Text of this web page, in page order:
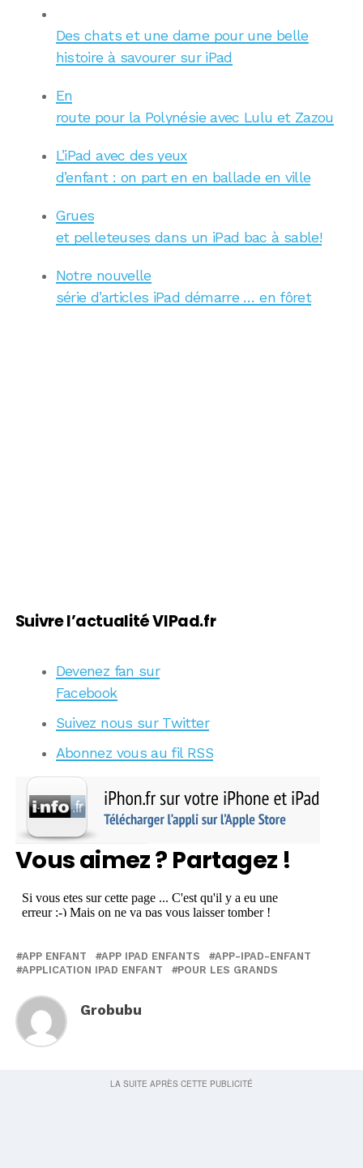
Des chats et une dame pour une belle
histoire à savourer sur iPad
En
route pour la Polynésie avec Lulu et Zazou
L’iPad avec des yeux
d’enfant : on part en en ballade en ville
Grues
et pelleteuses dans un iPad bac à sable!
Notre nouvelle
série d’articles iPad démarre … en fôret
Suivre l’actualité VIPad.fr
Devenez fan sur
Facebook
Suivez nous sur Twitter
Abonnez vous au fil RSS
Vous aimez ? Partagez !
APP ENFANT APP IPAD ENFANTS
APP-IPAD-ENFANT
APPLICATION IPAD ENFANT
POUR LES GRANDS
Grobubu